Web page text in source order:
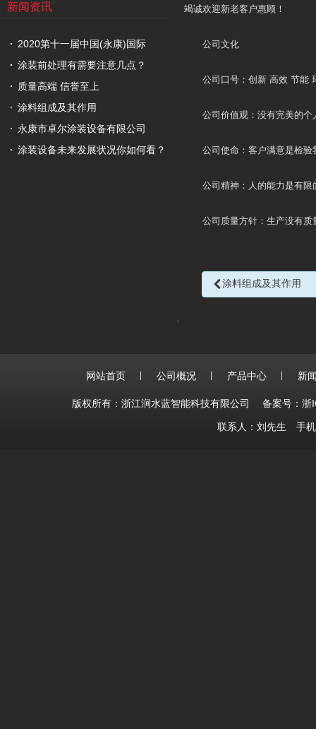
新闻资讯
2020第十一届中国(永康)国际
涂装前处理有需要注意几点？
质量高端 信誉至上
涂料组成及其作用
永康市卓尔涂装设备有限公司
涂装设备未来发展状况你如何看？
竭诚欢迎新老客户惠顾！
公司文化
公司口号：创新 高效 节能
公司价值观：没有完美的个
公司使命：客户满意是检验
公司精神：人的能力是有限
公司质量方针：生产没有质
涂料组成及其作用
网站首页 公司概况 产品中心 新
版权所有：浙江涧水蓝智能科技有限公司 备案号：浙
联系人：刘先生 手